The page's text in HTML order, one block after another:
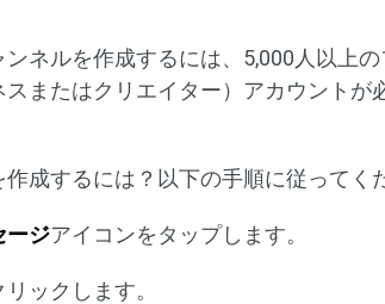
ネルを作成するには、5,000人以上の
またはクリエイター）アカウントが
成するには？以下の手順に従ってく
ージアイコンをタップします。
ックします。